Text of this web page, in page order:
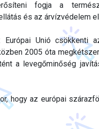
fogja a
és az árvízvédelem
Unió csökkenti
2005 óta
a levegőminőség
hogy az európai